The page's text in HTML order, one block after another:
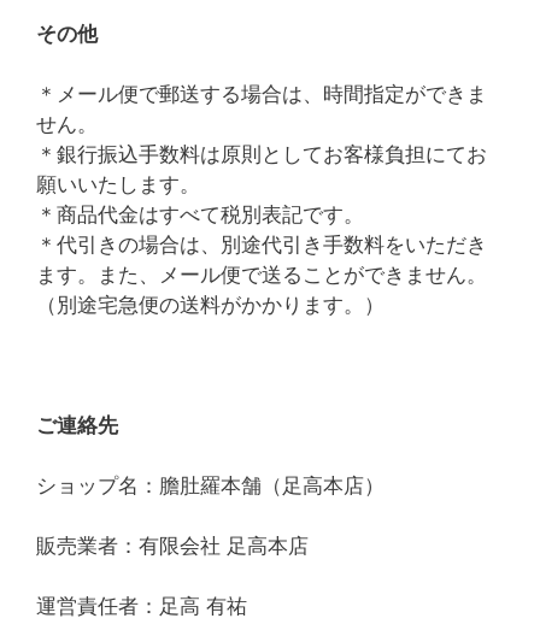
その他
＊メール便で郵送する場合は、時間指定ができま
せん。
＊銀行振込手数料は原則としてお客様負担にてお
願いいたします。
＊商品代金はすべて税別表記です。
＊代引きの場合は、別途代引き手数料をいただき
ます。また、メール便で送ることができません。
（別途宅急便の送料がかかります。）
ご連絡先
ショップ名：膽肚羅本舗（足高本店）
販売業者：有限会社 足高本店
運営責任者：足高 有祐